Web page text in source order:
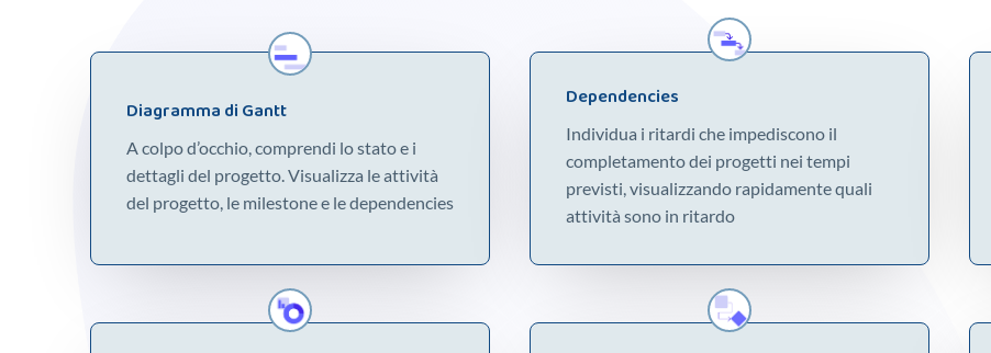
Diagramma di Gantt
A colpo d’occhio, comprendi lo stato e i
dettagli del progetto. Visualizza le attività
del progetto, le milestone e le dependencies
Dependencies​
Individua i ritardi che impediscono il
completamento dei progetti nei tempi
previsti, visualizzando rapidamente quali
attività sono in ritardo